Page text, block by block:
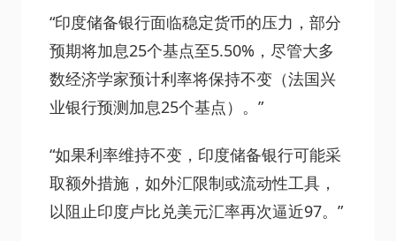
“印度储备银行面临稳定货币的压力，部分
预期将加息25个基点至5.50%，尽管大多
数经济学家预计利率将保持不变（法国兴
业银行预测加息25个基点）。”
“如果利率维持不变，印度储备银行可能采
取额外措施，如外汇限制或流动性工具，
以阻止印度卢比兑美元汇率再次逼近97。”